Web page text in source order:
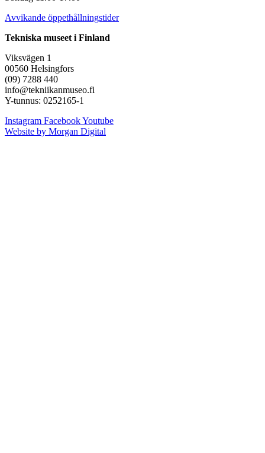
Avvikande öppethållningstider
Tekniska museet i Finland
Viksvägen 1
00560 Helsingfors
(09) 7288 440
info@tekniikanmuseo.fi
Y-tunnus: 0252165-1
Instagram FacebookYoutube
Website by Morgan Digital